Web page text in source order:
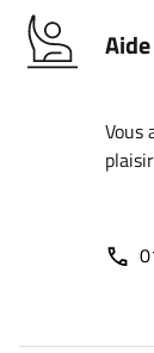
Aide
Vous